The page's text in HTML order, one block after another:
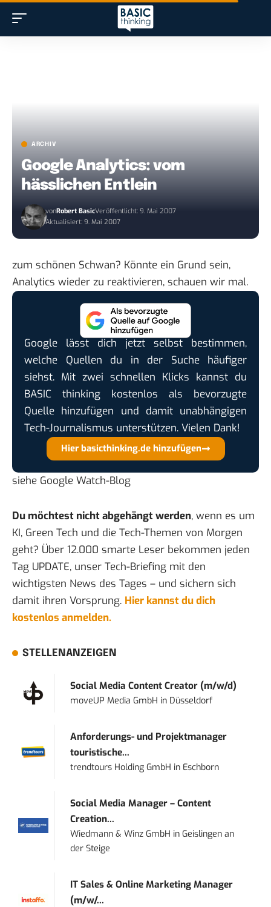
ARCHIV
Google Analytics: vom
hässlichen Entlein
vonRobert BasicVeröffentlicht: 9. Mai 2007
Aktualisiert: 9. Mai 2007
zum schönen Schwan? Könnte ein Grund sein,
Analytics wieder zu reaktivieren, schauen wir mal.
Google lässt dich jetzt selbst bestimmen,
welche Quellen du in der Suche häufiger
siehst. Mit zwei schnellen Klicks kannst du
BASIC thinking kostenlos als bevorzugte
Quelle hinzufügen und damit unabhängigen
Tech-Journalismus unterstützen. Vielen Dank!
Hier basicthinking.de hinzufügen
siehe Google Watch-Blog
Du möchtest nicht abgehängt werden, wenn es um
KI, Green Tech und die Tech-Themen von Morgen
geht? Über 12.000 smarte Leser bekommen jeden
Tag UPDATE, unser Tech-Briefing mit den
wichtigsten News des Tages – und sichern sich
damit ihren Vorsprung. Hier kannst du dich
kostenlos anmelden.
STELLENANZEIGEN
Social Media Content Creator (m/w/d)
moveUP Media GmbH in Düsseldorf
Anforderungs- und Projektmanager
touristische...
trendtours Holding GmbH in Eschborn
Social Media Manager – Content
Creation...
Wiedmann & Winz GmbH inGeislingen an
der Steige
IT Sales & Online Marketing Manager
(m/w/...